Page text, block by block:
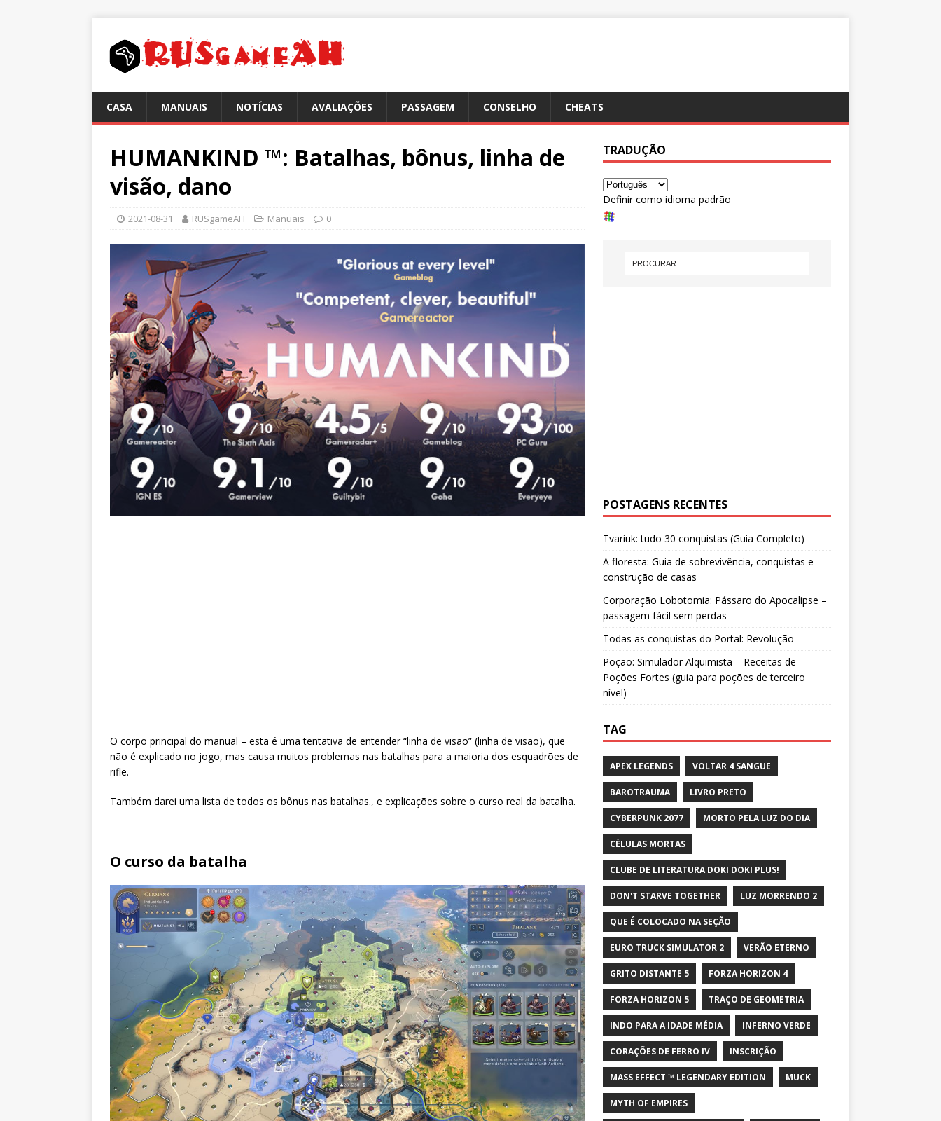
CASA MANUAIS NOTÍCIAS AVALIAÇÕES PASSAGEM CONSELHO CHEATS
HUMANKIND ™: Batalhas, bônus, linha de
visão, dano
2021-08-31 RUSgameAH Manuais 0
O corpo principal do manual – esta é uma tentativa de entender “linha de visão” (linha de visão), que
não é explicado no jogo, mas causa muitos problemas nas batalhas para a maioria dos esquadrões de
rifle.
Também darei uma lista de todos os bônus nas batalhas., e explicações sobre o curso real da batalha.
O curso da batalha
TRADUÇÃO
Definir como idioma padrão
POSTAGENS RECENTES
Tvariuk: tudo 30 conquistas (Guia Completo)
A floresta: Guia de sobrevivência, conquistas e
construção de casas
Corporação Lobotomia: Pássaro do Apocalipse –
passagem fácil sem perdas
Todas as conquistas do Portal: Revolução
Poção: Simulador Alquimista – Receitas de
Poções Fortes (guia para poções de terceiro
nível)
TAG
APEX LEGENDS VOLTAR 4 SANGUE
BAROTRAUMA LIVRO PRETO
CYBERPUNK 2077 MORTO PELA LUZ DO DIA
CÉLULAS MORTAS
CLUBE DE LITERATURA DOKI DOKI PLUS!
DON'T STARVE TOGETHER LUZ MORRENDO 2
QUE É COLOCADO NA SEÇÃO
EURO TRUCK SIMULATOR 2 VERÃO ETERNO
GRITO DISTANTE 5 FORZA HORIZON 4
FORZA HORIZON 5 TRAÇO DE GEOMETRIA
INDO PARA A IDADE MÉDIA INFERNO VERDE
CORAÇÕES DE FERRO IV INSCRIÇÃO
MASS EFFECT ™ LEGENDARY EDITION MUCK
MYTH OF EMPIRES